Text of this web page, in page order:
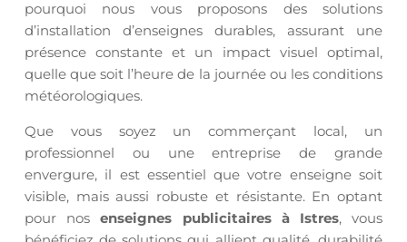
pourquoi nous vous proposons des solutions
d’installation d’enseignes durables, assurant une
présence constante et un impact visuel optimal,
quelle que soit l’heure de la journée ou les conditions
météorologiques.
Que vous soyez un commerçant local, un
professionnel ou une entreprise de grande
envergure, il est essentiel que votre enseigne soit
visible, mais aussi robuste et résistante. En optant
pour nosenseignes publicitaires à Istres, vous